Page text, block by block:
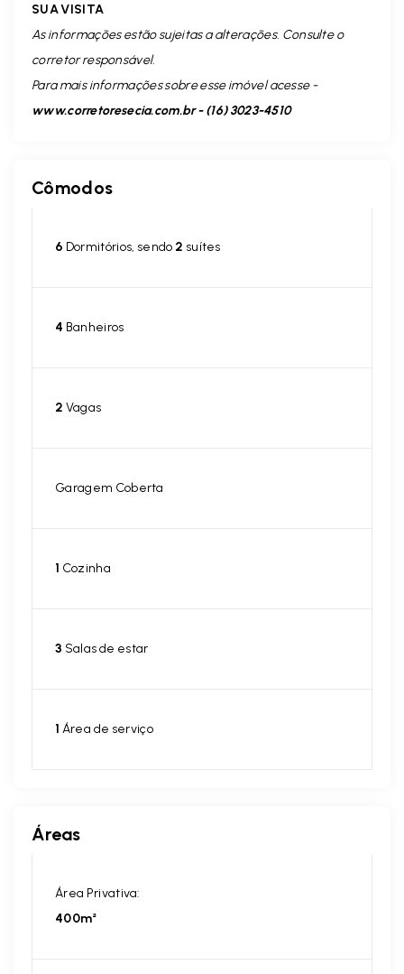
SUA VISITA
As informações estão sujeitas a alterações. Consulte o
corretor responsável.
Para mais informações sobre esse imóvel acesse -
www.corretoresecia.com.br - (16) 3023-4510
Cômodos
6 Dormitórios, sendo 2 suítes
4 Banheiros
2 Vagas
Garagem Coberta
1 Cozinha
3 Salas de estar
1 Área de serviço
Áreas
Área Privativa:
400m²